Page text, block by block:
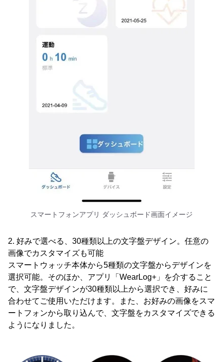
スマートフォンアプリ ダッシュボード画面イメージ
2. 好みで選べる、30種類以上の文字盤デザイン。任意の
画像でカスタマイズも可能
スマートウォッチ本体から5種類の文字盤からデザインを
選択可能。そのほか、アプリ「WearLog+」を介すること
で、文字盤デザインが30種類以上から選択でき、好みに
合わせてご使用いただけます。また、お好みの画像をスマ
ートフォンから取り込んで、文字盤をカスタマイズできる
ようになりました。